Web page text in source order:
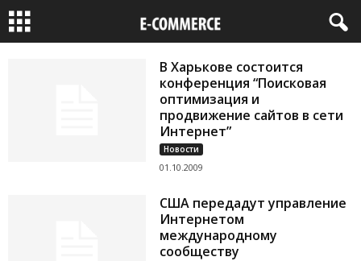
B Харькове состоится
конференция “Поисковая
оптимизация и
продвижение сайтов в сети
Интернет”
Новости
01.10.2009
США передадут управление
Интернетом
международному
сообществу